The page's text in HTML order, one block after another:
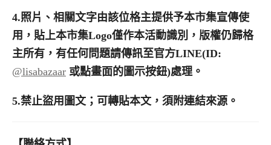
4.照片、相關文字由該位格主提供予本市集宣傳使
用，貼上本市集Logo僅作本活動識別，版權仍歸格
主所有，有任何問題請傳訊至官方LINE(ID:
@lisabazaar 或點畫面的圖示按鈕)處理。
5.禁止盜用圖文；可轉貼本文，須附連結來源。